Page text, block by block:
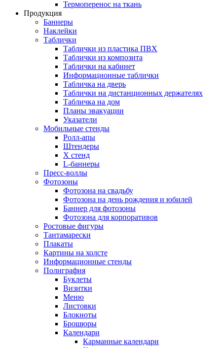
Термоперенос на ткань
Продукция
Баннеры
Наклейки
Таблички
Таблички из пластика ПВХ
Таблички из композита
Таблички на кабинет
Информационные таблички
Табличка на дверь
Таблички на дистанционных держателях
Табличка на дом
Планы эвакуации
Указатели
Мобильные стенды
Ролл-апы
Штендеры
Х стенд
L-баннеры
Пресс-воллы
Фотозоны
Фотозона на свадьбу
Фотозона на день рождения и юбилей
Баннер для фотозоны
Фотозона для корпоративов
Ростовые фигуры
Тантамарески
Плакаты
Картины на холсте
Информационные стенды
Полиграфия
Буклеты
Визитки
Меню
Листовки
Блокноты
Брошюры
Календари
Карманные календари